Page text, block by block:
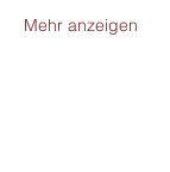
Mehr anzeigen